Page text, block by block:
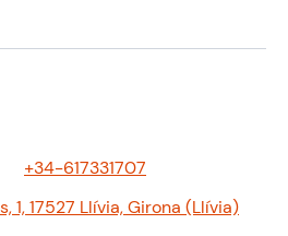
+34-617331707
1, 17527 Llívia, Girona (Llívia)